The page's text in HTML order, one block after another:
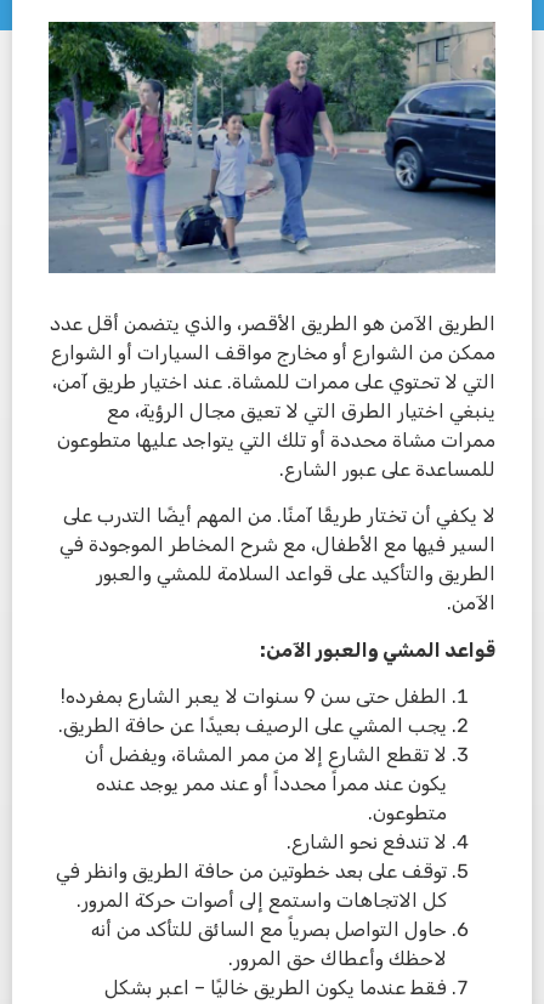
לא
الطريق الآمن هو الطريق الأقصر، والذي يتضمن أقل عدد
ممكن من الشوارع أو مخارج مواقف السيارات أو الشوارع
التي لا تحتوي على ممرات للمشاة. عند اختيار طريق آمن،
ينبغي اختيار الطرق التي لا تعيق مجال الرؤية، مع
ممرات مشاة محددة أو تلك التي يتواجد عليها متطوعون
للمساعدة على عبور الشارع.
لا يكفي أن تختار طريقًا آمنًا. من المهم أيضًا التدرب على
السير فيها مع الأطفال، مع شرح المخاطر الموجودة في
الطريق والتأكيد على قواعد السلامة للمشي والعبور
الآمن.
قواعد المشي والعبور الآمن:
الطفل حتى سن 9 سنوات لا يعبر الشارع بمفرده!
يجب المشي على الرصيف بعيدًا عن حافة الطريق.
لا تقطع الشارع إلا من ممر المشاة، ويفضل أن
يكون عند ممراً محدداً أو عند ممر يوجد عنده
متطوعون.
لا تندفع نحو الشارع.
توقف على بعد خطوتين من حافة الطريق وانظر في
كل الاتجاهات واستمع إلى أصوات حركة المرور.
حاول التواصل بصرياً مع السائق للتأكد من أنه
لاحظك وأعطاك حق المرور.
فقط عندما يكون الطريق خاليًا – اعبر بشكل